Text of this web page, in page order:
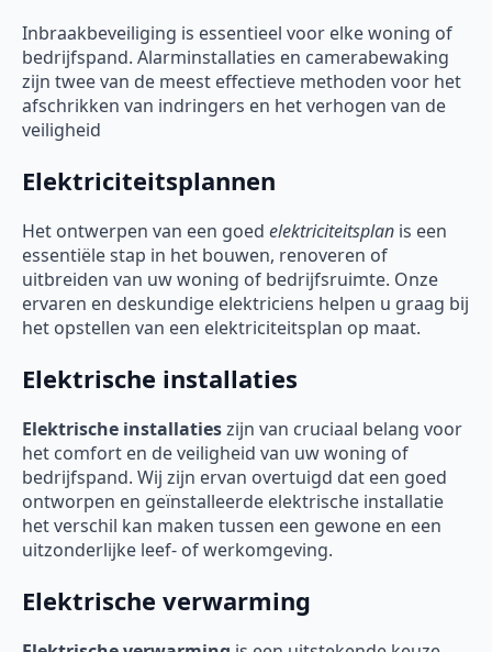
Inbraakbeveiliging is essentieel voor elke woning of
bedrijfspand. Alarminstallaties en camerabewaking
zijn twee van de meest effectieve methoden voor het
afschrikken van indringers en het verhogen van de
veiligheid
Elektriciteitsplannen
Het ontwerpen van een goed elektriciteitsplan is een
essentiële stap in het bouwen, renoveren of
uitbreiden van uw woning of bedrijfsruimte. Onze
ervaren en deskundige elektriciens helpen u graag bij
het opstellen van een elektriciteitsplan op maat.
Elektrische installaties
Elektrische installatieszijn van cruciaal belang voor
het comfort en de veiligheid van uw woning of
bedrijfspand. Wij zijn ervan overtuigd dat een goed
ontworpen en geïnstalleerde elektrische installatie
het verschil kan maken tussen een gewone en een
uitzonderlijke leef- of werkomgeving.
Elektrische verwarming